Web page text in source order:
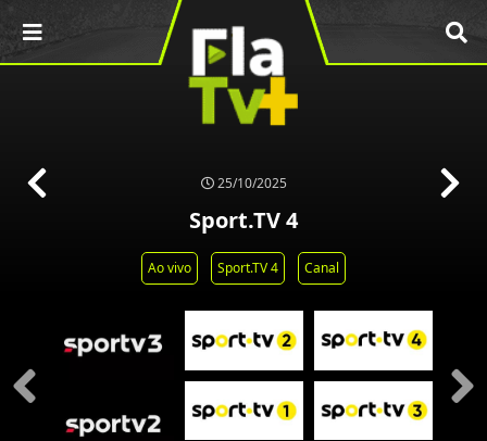
25/10/2025
Sport.TV 4
Ao vivo Sport.TV 4 Canal